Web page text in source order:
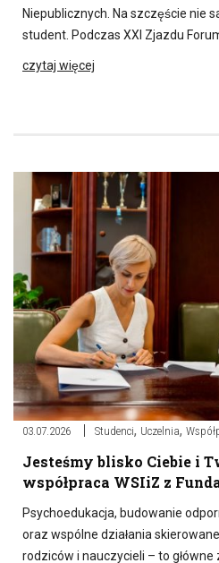
Niepublicznych. Na szczęście nie
student. Podczas XXI Zjazdu Forum
czytaj więcej
03.07.2026 Studenci, Uczelnia,
Jesteśmy blisko Ciebie i
współpraca WSIiZ z
Psychoedukacja, budowanie
oraz wspólne działania
rodziców i nauczycieli – to główne